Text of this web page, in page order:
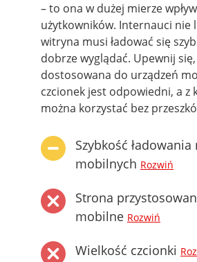
– to ona w dużej mierze
użytkowników. Internauci nie
witryna musi ładować się
dobrze wyglądać. Upewnij
dostosowana do urządzeń
czcionek jest odpowiedni, a z
można korzystać bez
Szybkość
mobilnych Rozwiń
Strona
mobilne Rozwiń
Wielkość czcionki